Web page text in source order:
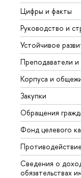
Цифры и факты
Руководство и
Устойчивое
Преподаватели и
Корпуса и
Закупки
Обращения
Фонд целевого
Сведения о
обязательствах